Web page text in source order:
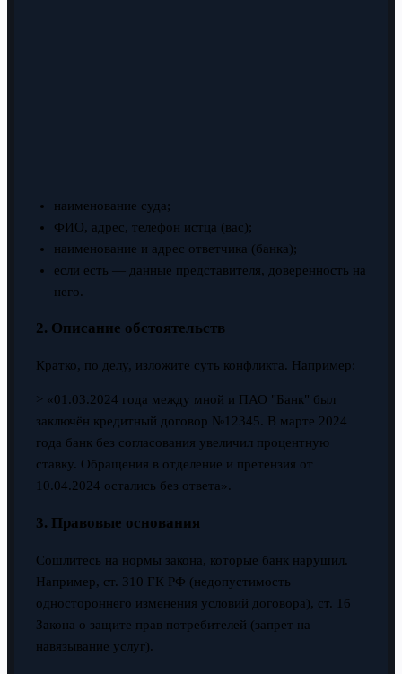
наименование суда;
ФИО, адрес, телефон истца (вас);
наименование и адрес ответчика (банка);
если есть — данные представителя, доверенность на
него.
2. Описание обстоятельств
Кратко, по делу, изложите суть конфликта. Например:
> «01.03.2024 года между мной и ПАО "Банк" был
заключён кредитный договор №12345. В марте 2024
года банк без согласования увеличил процентную
ставку. Обращения в отделение и претензия от
10.04.2024 остались без ответа».
3. Правовые основания
Сошлитесь на нормы закона, которые банк нарушил.
Например, ст. 310 ГК РФ (недопустимость
одностороннего изменения условий договора), ст. 16
Закона о защите прав потребителей (запрет на
навязывание услуг).